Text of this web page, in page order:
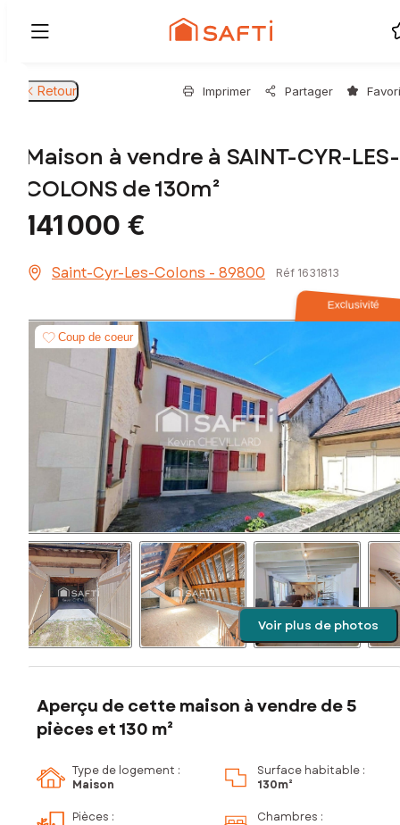
Retour Imprimer Partager
Maison à vendre à SAINT-CYR-LES-
COLONS de 130m²
141 000 €
Saint-Cyr-Les-Colons - 89800 Réf 1631813
Exclusivité
Coup de coeur
Voir plus de photos
Aperçu de cette maison à vendre de 5
pièces et 130 m²
Type de logement :
Maison
Surface habitable :
130m²
Pièces :
Chambres :